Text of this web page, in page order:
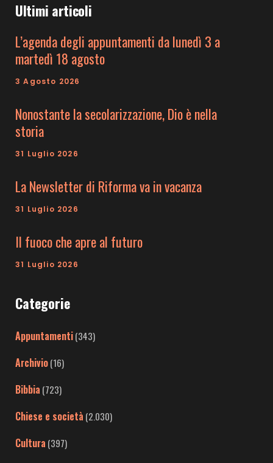
Ultimi articoli
L’agenda degli appuntamenti da lunedì 3 a
martedì 18 agosto
3 Agosto 2026
Nonostante la secolarizzazione, Dio è nella
storia
31 Luglio 2026
La Newsletter di Riforma va in vacanza
31 Luglio 2026
Il fuoco che apre al futuro
31 Luglio 2026
Categorie
Appuntamenti(343)
Archivio(16)
Bibbia (723)
Chiese e società (2.030)
Cultura (397)